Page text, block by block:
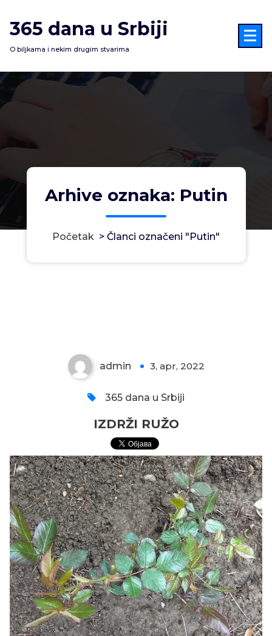
na
sadržaj
365 dana u Srbiji
O biljkama i nekim drugim stvarima
Arhive oznaka: Putin
Početak > Članci označeni "Putin"
admin 3, apr, 2022
365 dana u Srbiji
IZDRŽI RUŽO